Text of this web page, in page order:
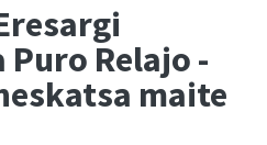
Relajo -
maite